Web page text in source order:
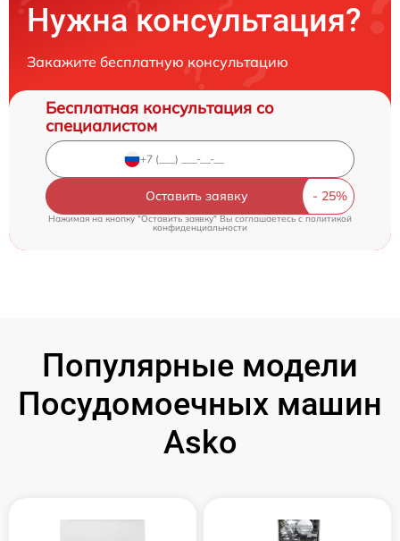
Нужна консультация?
Закажите бесплатную консультацию
Бесплатная консультация со
специалистом
Оставить заявку
Нажимая на кнопку "Оставить заявку" Вы соглашаетесь cполитикой
конфиденциальности
Популярные модели
Посудомоечных машин
Asko